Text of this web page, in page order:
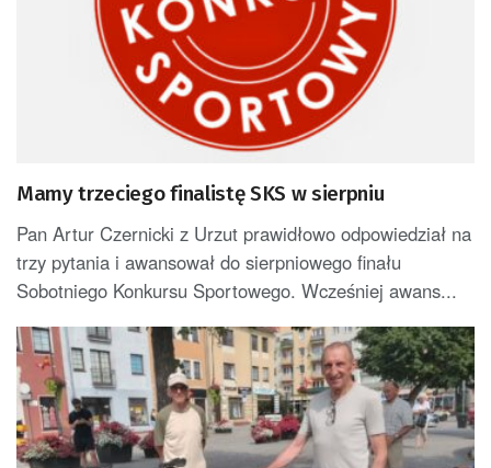
Mamy trzeciego finalistę SKS w sierpniu
Pan Artur Czernicki z Urzut prawidłowo odpowiedział na
trzy pytania i awansował do sierpniowego finału
Sobotniego Konkursu Sportowego. Wcześniej awans...